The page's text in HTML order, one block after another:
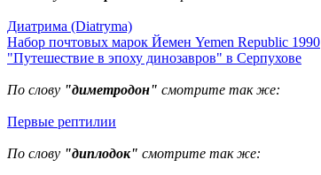
Диатрима (Diatryma)
Набор почтовых марок Йемен Yemen Republic 1990
"Путешествие в эпоху динозавров" в Серпухове
По слову "диметродон" смотрите так же:
Первые рептилии
По слову "диплодок" смотрите так же: